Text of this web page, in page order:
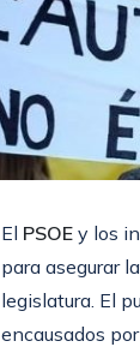
El PSOE y los
para asegurar la
legislatura. El
encausados